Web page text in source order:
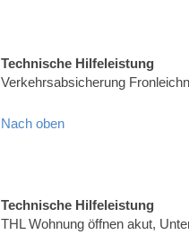
Technische Hilfeleistung
Verkehrsabsicherung
Nach oben
Technische Hilfeleistung
THL Wohnung öffnen akut,